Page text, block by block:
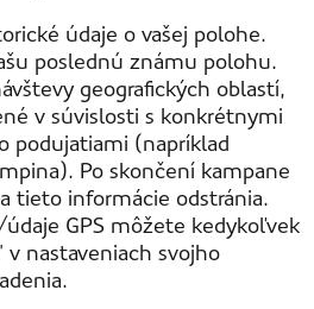
údaje o vašej polohe.
poslednú známu polohu.
geografických oblastí,
v súvislosti s konkrétnymi
podujatiami (napríklad
Po skončení kampane
tieto informácie odstránia.
GPS môžete kedykoľvek
nastaveniach svojho